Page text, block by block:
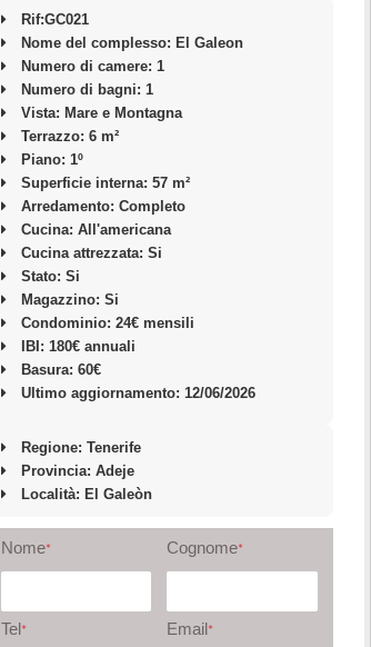
Rif:GC021
Nome del complesso: El Galeon
Numero di camere: 1
Numero di bagni: 1
Vista: Mare e Montagna
Terrazzo: 6 m²
Piano: 1º
Superficie interna: 57 m²
Arredamento: Completo
Cucina: All'americana
Cucina attrezzata: Si
Stato: Si
Magazzino: Si
Condominio: 24€ mensili
IBI: 180€ annuali
Basura: 60€
Ultimo aggiornamento: 12/06/2026
Regione: Tenerife
Provincia: Adeje
Località: El Galeòn
Nome* Cognome*
Tel* Email*